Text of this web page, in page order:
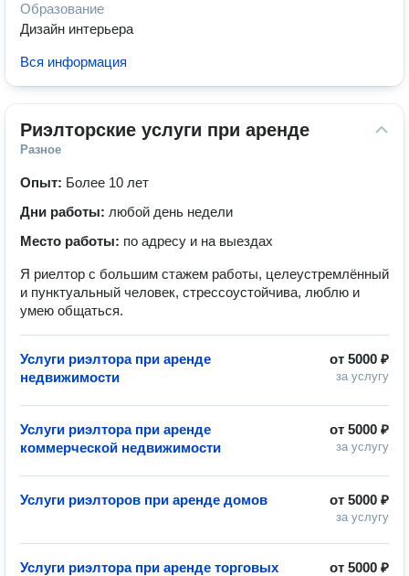
Образование
Дизайн интерьера
Вся информация
Риэлторские услуги при аренде
Разное
Опыт: Более 10 лет
Дни работы: любой день недели
Место работы: по адресу и на выездах
Я риелтор с большим стажем работы, целеустремлённый
и пунктуальный человек, стрессоустойчива, люблю и
умею общаться.
от 5000 ₽
за услугу
Услуги риэлтора при аренде
недвижимости
от 5000 ₽
за услугу
Услуги риэлтора при аренде
коммерческой недвижимости
от 5000 ₽
за услугу
Услуги риэлторов при аренде домов
от 5000 ₽
Услуги риэлтора при аренде торговых